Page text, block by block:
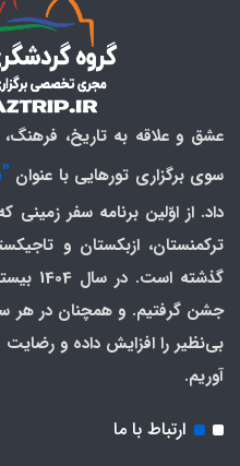
عشق و علاقه به تاریخ، فرهنگ،
سوی برگزاری تورهایی با عنوان
داد. از اوّلین برنامه سفر
ترکمنستان، ازبکستان و
گذشته
جشن گرفتیم. و همچنان در هر
بی‌نظیر را افزایش داده و
آوریم.
ارتباط با ما